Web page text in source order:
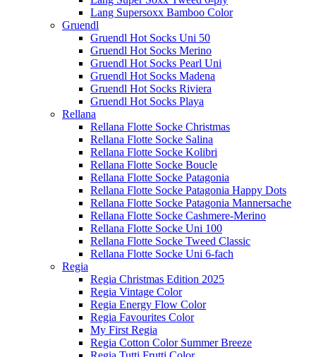
Lang Supersoxx Bamboo Color
Gruendl
Gruendl Hot Socks Uni 50
Gruendl Hot Socks Merino
Gruendl Hot Socks Pearl Uni
Gruendl Hot Socks Madena
Gruendl Hot Socks Riviera
Gruendl Hot Socks Playa
Rellana
Rellana Flotte Socke Christmas
Rellana Flotte Socke Salina
Rellana Flotte Socke Kolibri
Rellana Flotte Socke Boucle
Rellana Flotte Socke Patagonia
Rellana Flotte Socke Patagonia Happy Dots
Rellana Flotte Socke Patagonia Mannersache
Rellana Flotte Socke Cashmere-Merino
Rellana Flotte Socke Uni 100
Rellana Flotte Socke Tweed Classic
Rellana Flotte Socke Uni 6-fach
Regia
Regia Christmas Edition 2025
Regia Vintage Color
Regia Energy Flow Color
Regia Favourites Color
My First Regia
Regia Cotton Color Summer Breeze